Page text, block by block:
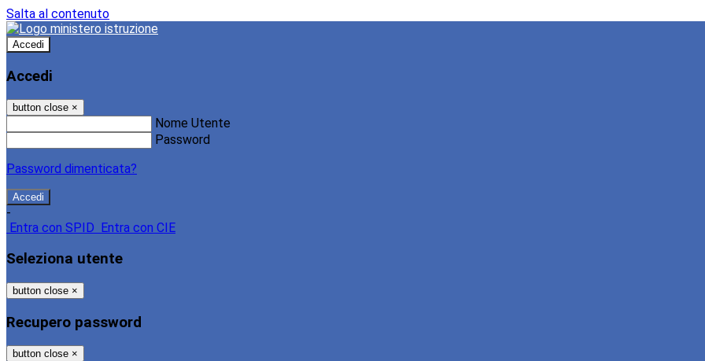
Salta al contenuto
Accedi
Accedi
button close ×
Nome Utente
Password
Password dimenticata?
-
Entra con SPID
Entra con CIE
Seleziona utente
button close ×
Recupero password
button close ×